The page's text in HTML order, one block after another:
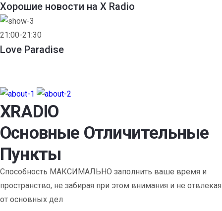
Хорошие новости на X Radio
21:00-21:30
Love Paradise
XRADIO
Основные Отличительные
Пункты
Способность МАКСИМАЛЬНО заполнить ваше время и
пространство, не забирая при этом внимания и не отвлекая
от основных дел